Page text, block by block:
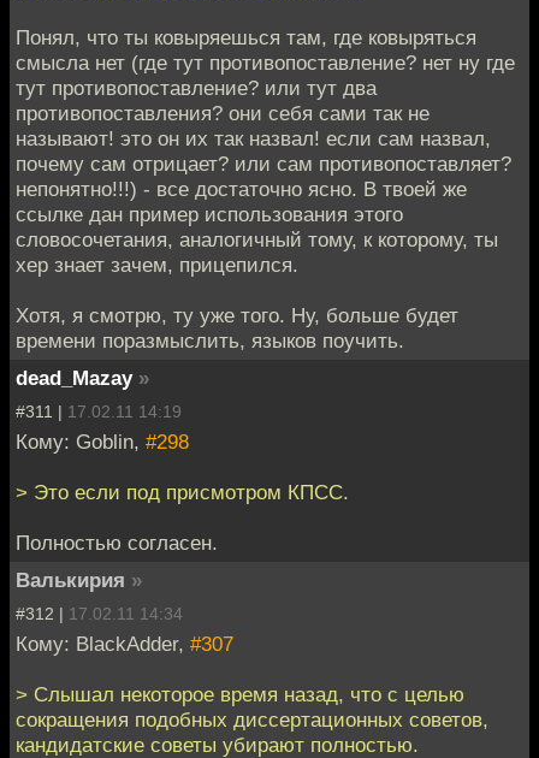
Понял, что ты ковыряешься там, где ковыряться
смысла нет (где тут противопоставление? нет ну где
тут противопоставление? или тут два
противопоставления? они себя сами так не
называют! это он их так назвал! если сам назвал,
почему сам отрицает? или сам противопоставляет?
непонятно!!!) - все достаточно ясно. В твоей же
ссылке дан пример использования этого
словосочетания, аналогичный тому, к которому, ты
хер знает зачем, прицепился.
Хотя, я смотрю, ту уже того. Ну, больше будет
времени поразмыслить, языков поучить.
dead_Mazay »
#311 | 17.02.11 14:19
Кому: Goblin, #298
> Это если под присмотром КПСС.
Полностью согласен.
Валькирия »
#312 | 17.02.11 14:34
Кому: BlackAdder, #307
> Слышал некоторое время назад, что с целью
сокращения подобных диссертационных советов,
кандидатские советы убирают полностью.